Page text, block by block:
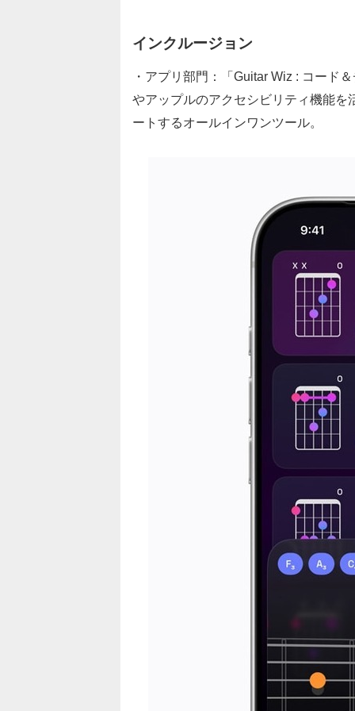
インクルージョン
・アプリ部門：「Guitar Wiz : コード
やアップルのアクセシビリティ機能
ートするオールインワンツール。